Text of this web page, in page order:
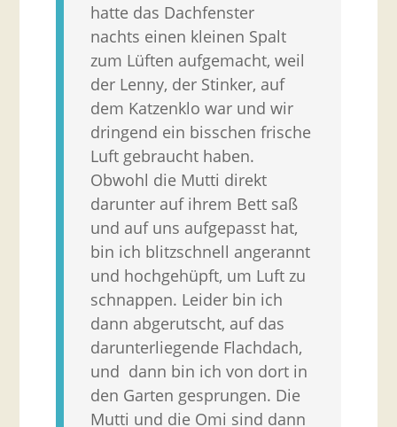
hatte das Dachfenster
nachts einen kleinen Spalt
zum Lüften aufgemacht, weil
der Lenny, der Stinker, auf
dem Katzenklo war und wir
dringend ein bisschen frische
Luft gebraucht haben.
Obwohl die Mutti direkt
darunter auf ihrem Bett saß
und auf uns aufgepasst hat,
bin ich blitzschnell angerannt
und hochgehüpft, um Luft zu
schnappen. Leider bin ich
dann abgerutscht, auf das
darunterliegende Flachdach,
und dann bin ich von dort in
den Garten gesprungen. Die
Mutti und die Omi sind dann